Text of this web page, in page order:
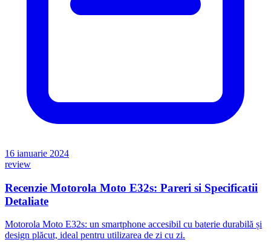
16 ianuarie 2024
review
Recenzie Motorola Moto E32s: Pareri si Specificatii
Detaliate
Motorola Moto E32s: un smartphone accesibil cu baterie durabilă și
design plăcut, ideal pentru utilizarea de zi cu zi.